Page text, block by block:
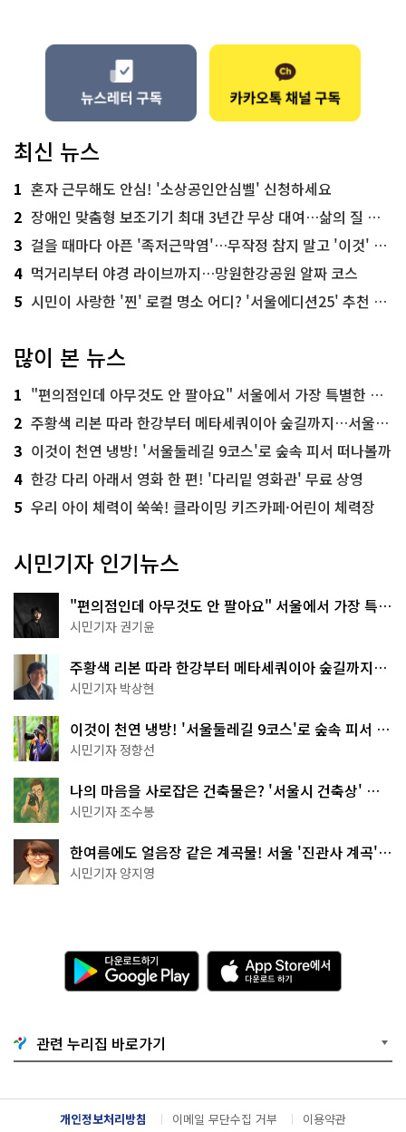
최신 뉴스
1 혼자 근무해도 안심! '소상공인안심벨' 신청하세요
2 장애인 맞춤형 보조기기 최대 3년간 무상 대여…삶의 질 높인다
3 걸을 때마다 아픈 '족저근막염'…무작정 참지 말고 '이것' 해보세요!
4 먹거리부터 야경 라이브까지…망원한강공원 알짜 코스
5 시민이 사랑한 '찐' 로컬 명소 어디? '서울에디션25' 추천 코스
많이 본 뉴스
1 "편의점인데 아무것도 안 팔아요" 서울에서 가장 특별한 편의점의 정체
2 주황색 리본 따라 한강부터 메타세쿼이아 숲길까지…서울둘레길 15코스
3 이것이 천연 냉방! '서울둘레길 9코스'로 숲속 피서 떠나볼까
4 한강 다리 아래서 영화 한 편! '다리밑 영화관' 무료 상영
5 우리 아이 체력이 쑥쑥! 클라이밍 키즈카페·어린이 체력장
시민기자 인기뉴스
"편의점인데 아무것도 안 팔아요" 서울에서 가장 특별
한 편의점의 정체
시민기자 권기윤
주황색 리본 따라 한강부터 메타세쿼이아 숲길까지…
서울둘레길 15코스
시민기자 박상현
이것이 천연 냉방! '서울둘레길 9코스'로 숲속 피서 떠
나볼까
시민기자 정향선
나의 마음을 사로잡은 건축물은? '서울시 건축상' 수
상작 공개!
시민기자 조수봉
한여름에도 얼음장 같은 계곡물! 서울 '진관사 계곡'이
천국이네~
시민기자 양지영
다
운
로
기
G
o
g
l
e
A
p
p
e
서
다
운
관련 누리집 바로가기
개인정보처리방침 이메일 무단수집 거부 이용약관